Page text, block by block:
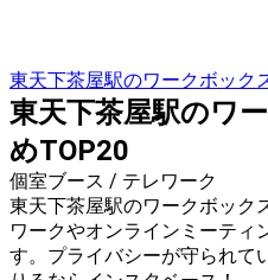
東天下茶屋駅のワークボック
東天下茶屋駅のワ
めTOP20
個室ブース / テレワーク
東天下茶屋駅のワークボック
ワークやオンラインミーティ
す。プライバシーが守られて